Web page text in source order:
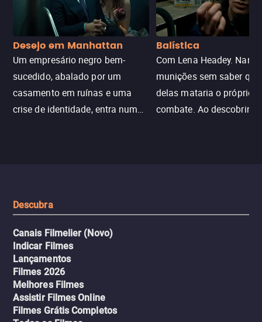
Desejo em Manhattan
Um empresário negro bem-
sucedido, abalado por um
casamento em ruínas e uma
crise de identidade, entra num
Balística
Com Lena Headey.
munições sem saber
delas mataria o próprio
combate. Ao descobrir a
Descubra
Canais Filmelier (Novo)
Indicar Filmes
Lançamentos
Filmes 2026
Melhores Filmes
Assistir Filmes Online
Filmes Grátis Completos